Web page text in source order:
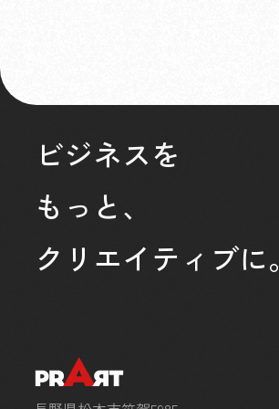
ビジネスを
もっと、
クリエイティブに。